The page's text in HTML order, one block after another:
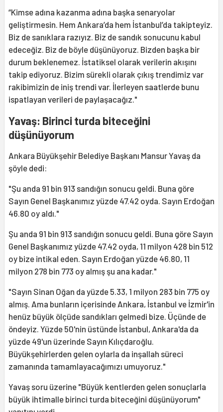
“Kimse adına kazanma adına başka senaryolar
geliştirmesin. Hem Ankara’da hem İstanbul’da takipteyiz.
Biz de sanıklara razıyız. Biz de sandık sonucunu kabul
edeceğiz. Biz de böyle düşünüyoruz. Bizden başka bir
durum beklenemez. İstatiksel olarak verilerin akışını
takip ediyoruz. Bizim sürekli olarak çıkış trendimiz var
rakibimizin de iniş trendi var. İlerleyen saatlerde bunu
ispatlayan verileri de paylaşacağız."
Yavaş: Birinci turda biteceğini
düşünüyorum
Ankara Büyükşehir Belediye Başkanı Mansur Yavaş da
şöyle dedi:
"Şu anda 91 bin 913 sandığın sonucu geldi. Buna göre
Sayın Genel Başkanımız yüzde 47.42 oyda. Sayın Erdoğan
46.80 oy aldı."
Şu anda 91 bin 913 sandığın sonucu geldi. Buna göre Sayın
Genel Başkanımız yüzde 47.42 oyda, 11 milyon 428 bin 512
oy bize intikal eden. Sayın Erdoğan yüzde 46.80, 11
milyon 278 bin 773 oy almış şu ana kadar."
"Sayın Sinan Oğan da yüzde 5.33, 1 milyon 283 bin 775 oy
almış. Ama bunların içerisinde Ankara, İstanbul ve İzmir'in
henüz büyük ölçüde sandıkları gelmedi bize. Üçünde de
öndeyiz. Yüzde 50'nin üstünde İstanbul, Ankara'da da
yüzde 49'un üzerinde Sayın Kılıçdaroğlu.
Büyükşehirlerden gelen oylarla da inşallah süreci
zamanında tamamlayacağımızı umuyoruz."
Yavaş soru üzerine "Büyük kentlerden gelen sonuçlarla
büyük ihtimalle birinci turda biteceğini düşünüyorum"